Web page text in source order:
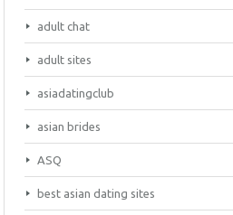
adult chat
adult sites
asiadatingclub
asian brides
ASQ
best asian dating sites